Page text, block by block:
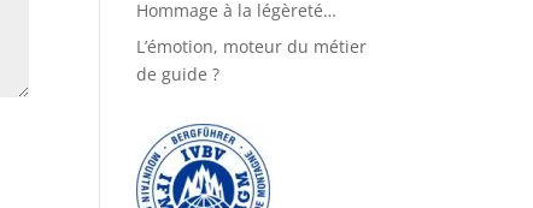
Hommage à la légèreté…
L’émotion, moteur du métier
de guide ?